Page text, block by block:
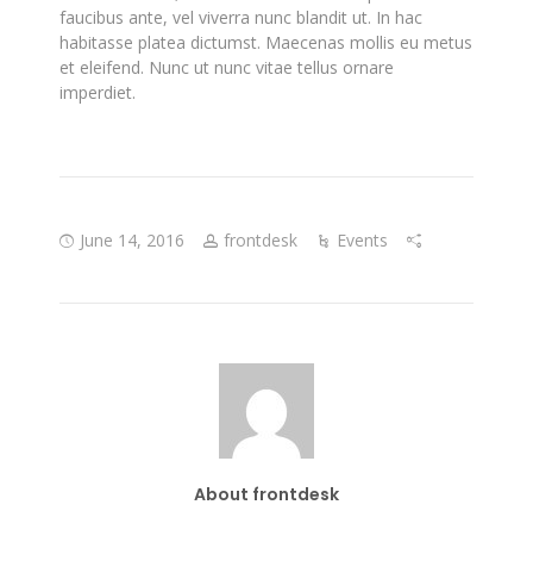
faucibus ante, vel viverra nunc blandit ut. In hac
habitasse platea dictumst. Maecenas mollis eu metus
et eleifend. Nunc ut nunc vitae tellus ornare
imperdiet.
June 14, 2016 frontdesk Events
About frontdesk